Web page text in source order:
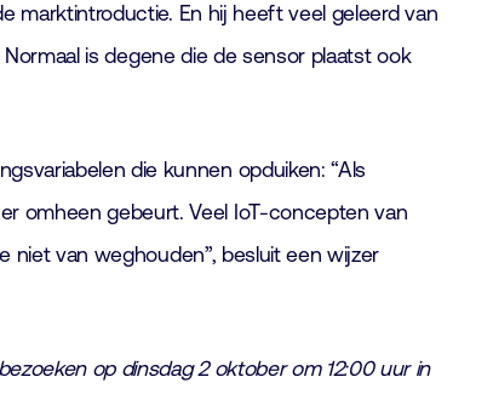
marktintroductie. En hij heeft veel geleerd van
is degene die de sensor plaatst ook
die kunnen opduiken: “Als
omheen gebeurt. Veel IoT-concepten van
niet van weghouden”, besluit een wijzer
op dinsdag 2 oktober om 12:00 uur in